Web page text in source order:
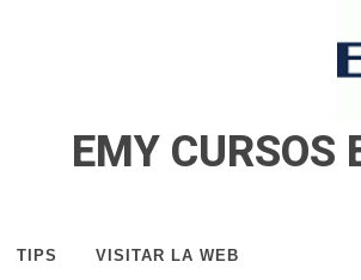
EMY CURSOS
TIPS VISITAR LA WEB